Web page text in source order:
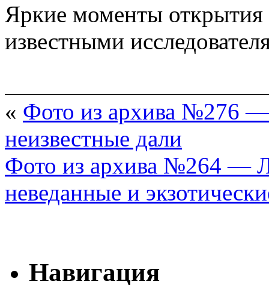
Яркие моменты
известными
« Фото из архива №276 —
неизвестные дали
Фото из архива №264 —
неведанные и
Навигация